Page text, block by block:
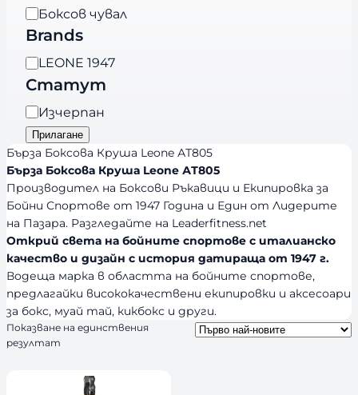
а
т
г
о
р
и
я
Боксов чувал
Brands
B
r
a
n
d
s
LEONE 1947
Статут
Н
а
л
и
ч
н
о
т
Изчерпан
Прилагане
Бърза Боксова Круша Leone АТ805
Бърза Боксова Круша Leone АТ805
Производител на Боксови Ръкавици и Екипировка за
Бойни Спортове от 1947 Година и Един от Лидерите
на Пазара. Разгледайте на Leaderfitness.net
Открий света на бойните спортове с италианско
качество и дизайн с история датираща от 1947 г.
Водеща марка в областта на бойните спортове,
предлагайки висококачествени екипировки и аксесоари
за бокс, муай тай, кикбокс и други.
Показване на единствения
резултат